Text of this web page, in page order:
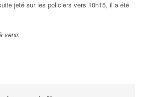
jeté sur les policiers vers 10h15, il a été
venir.